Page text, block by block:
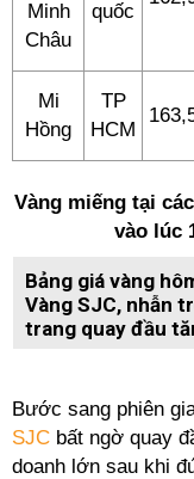
Minh
Châu
quốc
Mi
Hồng
TP
HCM
Vàng miếng tại
vào lúc
Bảng giá vàng
Vàng SJC, nhẫn
trang quay đầu
Bước sang phiên
SJC bất ngờ quay
doanh lớn sau khi